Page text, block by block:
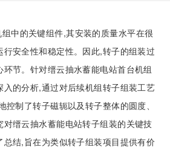
中的关键组件,其安装的质量水平在很
安全性和稳定性。因此,转子的组装过
节。针对缙云抽水蓄能电站首台机组
入的分析,通过对后续机组转子组装工艺
制了转子磁轭以及转子整体的圆度、
缙云抽水蓄能电站转子组装的关键技
结,旨在为类似转子组装项目提供有价